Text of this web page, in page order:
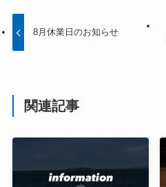
8月休業日のお知らせ
関連記事